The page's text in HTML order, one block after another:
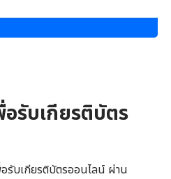
อรับเกียรติบัตร
รับเกียรติบัตรออนไลน์ ผ่าน